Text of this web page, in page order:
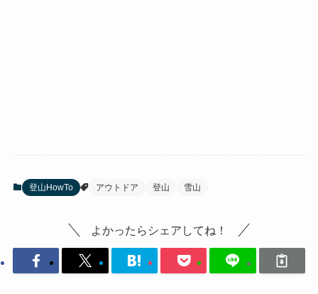
登山HowTo アウトドア 登山 雪山
よかったらシェアしてね！